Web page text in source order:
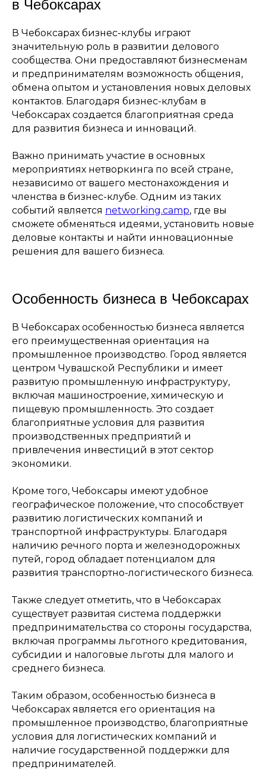
в Чебоксарах
В Чебоксарах бизнес-клубы играют
значительную роль в развитии делового
сообщества. Они предоставляют бизнесменам
и предпринимателям возможность общения,
обмена опытом и установления новых деловых
контактов. Благодаря бизнес-клубам в
Чебоксарах создается благоприятная среда
для развития бизнеса и инноваций.
Важно принимать участие в основных
мероприятиях нетворкинга по всей стране,
независимо от вашего местонахождения и
членства в бизнес-клубе. Одним из таких
событий является networking.camp, где вы
сможете обменяться идеями, установить новые
деловые контакты и найти инновационные
решения для вашего бизнеса.
Особенность бизнеса в Чебоксарах
В Чебоксарах особенностью бизнеса является
его преимущественная ориентация на
промышленное производство. Город является
центром Чувашской Республики и имеет
развитую промышленную инфраструктуру,
включая машиностроение, химическую и
пищевую промышленность. Это создает
благоприятные условия для развития
производственных предприятий и
привлечения инвестиций в этот сектор
экономики.
Кроме того, Чебоксары имеют удобное
географическое положение, что способствует
развитию логистических компаний и
транспортной инфраструктуры. Благодаря
наличию речного порта и железнодорожных
путей, город обладает потенциалом для
развития транспортно-логистического бизнеса.
Также следует отметить, что в Чебоксарах
существует развитая система поддержки
предпринимательства со стороны государства,
включая программы льготного кредитования,
субсидии и налоговые льготы для малого и
среднего бизнеса.
Таким образом, особенностью бизнеса в
Чебоксарах является его ориентация на
промышленное производство, благоприятные
условия для логистических компаний и
наличие государственной поддержки для
предпринимателей.